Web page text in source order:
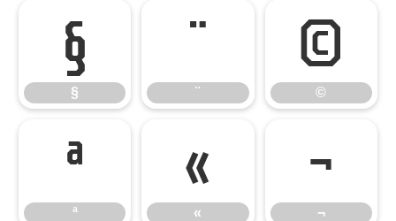
§
§
¨
¨
©
©
ª
ª
«
«
¬
¬